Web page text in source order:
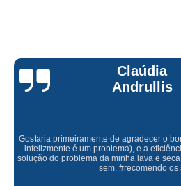
Claúdia
Andrullis
Gostaria primeiramente de agradecer o
infelizmente é um problema), e a
solução do problema da minha lava e
sem. #recomendo os